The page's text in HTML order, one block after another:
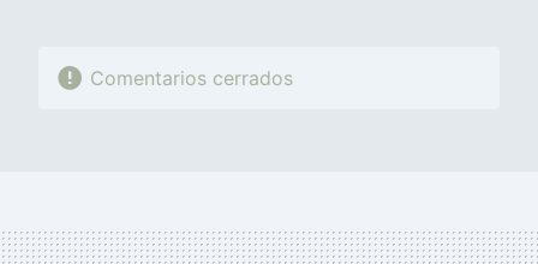
Comentarios cerrados